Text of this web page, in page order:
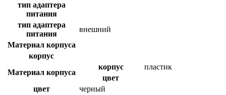
тип адаптера
питания
тип адаптера
питания
внешний
Материал корпуса
корпус
Материал корпуса
корпус
пластик
цвет
цвет
черный